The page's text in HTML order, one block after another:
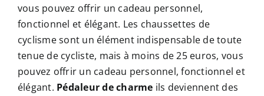
vous pouvez offrir un cadeau personnel,
fonctionnel et élégant. Les chaussettes de
cyclisme sont un élément indispensable de toute
tenue de cycliste, mais à moins de 25 euros, vous
pouvez offrir un cadeau personnel, fonctionnel et
élégant. Pédaleur de charme ils deviennent des